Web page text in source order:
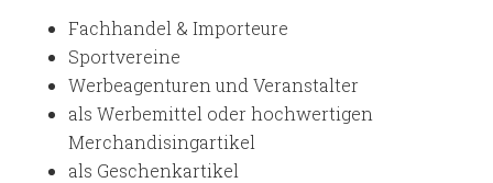
Fachhandel & Importeure
Sportvereine
Werbeagenturen und Veranstalter
als Werbemittel oder hochwertigen
Merchandisingartikel
als Geschenkartikel